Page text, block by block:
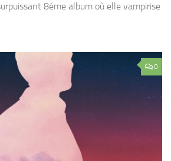
8éme album où elle vampirise
0